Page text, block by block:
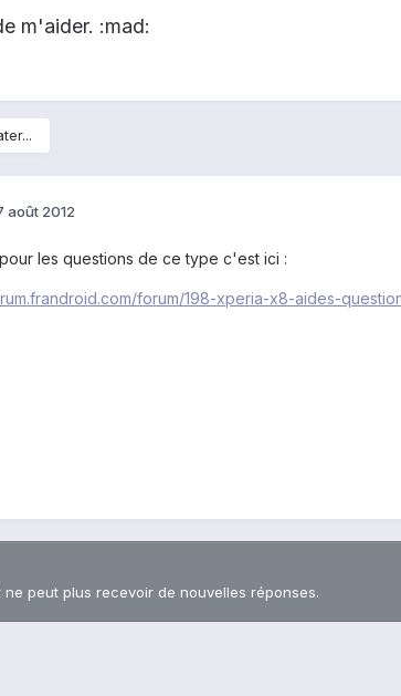
m'aider. :mad:
août 2012
les questions de ce type c'est ici :
forum/198-xperia-x8-aides-
peut plus recevoir de nouvelles réponses.